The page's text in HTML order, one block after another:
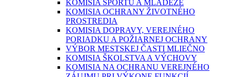
KOMISIA ŠPORTU A MLÁDEŽE
KOMISIA OCHRANY ŽIVOTNÉHO
PROSTREDIA
KOMISIA DOPRAVY, VEREJNÉHO
PORIADKU A POŽIARNEJ OCHRANY
VÝBOR MESTSKEJ ČASTI MLIEČNO
KOMISIA ŠKOLSTVA A VÝCHOVY
KOMISIA NA OCHRANU VEREJNÉHO